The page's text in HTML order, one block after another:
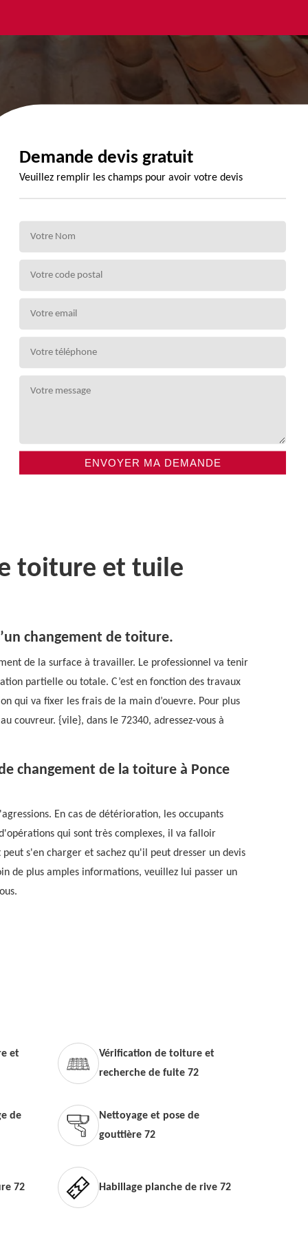
Demande devis gratuit
Veuillez remplir les champs pour avoir votre devis
toiture et tuile
changement de toiture.
de la surface à travailler. Le professionnel va tenir
partielle ou totale. C’est en fonction des travaux
qui va fixer les frais de la main d’ouevre. Pour plus
couvreur. {vile}, dans le 72340, adressez-vous à
changement de la toiture à Ponce
En cas de détérioration, les occupants
qui sont très complexes, il va falloir
s'en charger et sachez qu'il peut dresser un devis
de plus amples informations, veuillez lui passer un
et
Vérification de toiture et
recherche de fuite 72
de
Nettoyage et pose de
gouttière 72
72 Habillage planche de rive 72